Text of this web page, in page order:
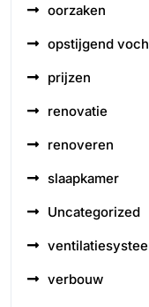
oorzaken
opstijgend
prijzen
renovatie
renoveren
slaapkamer
Uncategorized
verbouw